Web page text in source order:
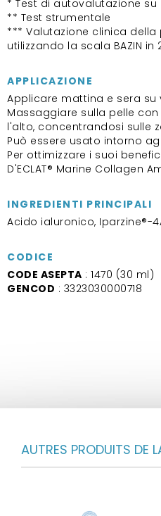
* Test di autovalutazione su
** Test strumentale
*** Valutazione clinica
utilizzando la scala BAZIN in
APPLICAZIONE
Applicare mattina e sera su
Massaggiare sulla pelle
l'alto, concentrandosi sulle
Può essere usato intorno
Per ottimizzare i suoi
D'ECLAT® Marine Collagen
INGREDIENTI PRINCIPALI
Acido ialuronico, Iparzine®-
CODICE
CODE ASEPTA : 1470 (30 ml)
GENCOD : 3323030000718
AUTRES PRODUITS DE